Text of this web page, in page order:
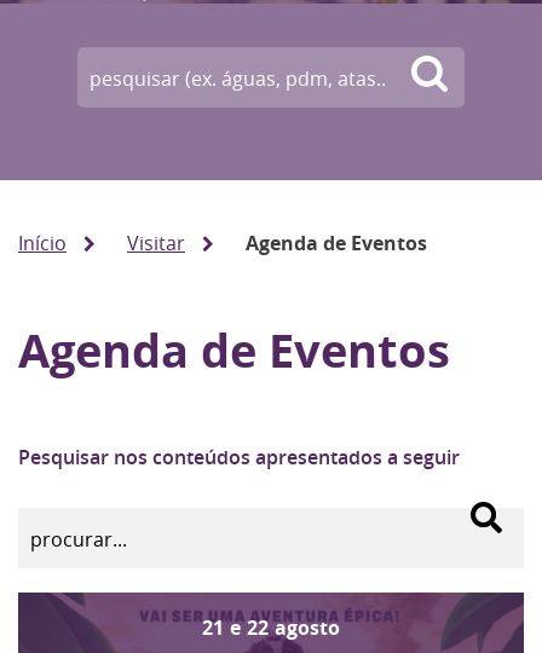
Início Visitar Agenda de Eventos
Agenda de Eventos
Pesquisar nos conteúdos apresentados a seguir
21 e 22 agosto